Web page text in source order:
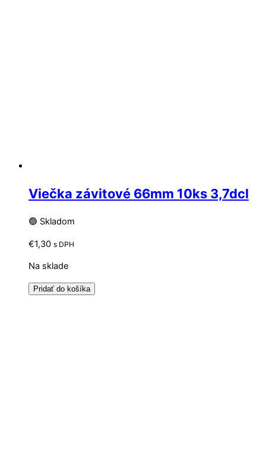
Viečka závitové 66mm 10ks 3,7dcl
🟢 Skladom
€1,30 s DPH
Na sklade
Pridať do košíka